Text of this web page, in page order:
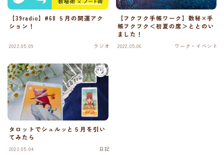
【39radio】#68 ５月の開運アク
ション！
2022.05.09 ラジオ
【フクフク手帳ワーク】数秘×手
帳フクフク＜初夏の席＞ととのい
ました！
2022.05.06 ワーク・イベント
タロットでシュルッと５月を引い
てみたら
2022.05.04 日記